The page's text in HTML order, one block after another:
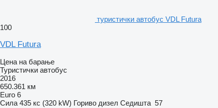
туристички автобус VDL Futura
100
VDL Futura
Цена на барање
Туристички автобус
2016
650.361 км
Euro 6
Сила 435 кс (320 kW) Гориво дизел Седишта 57